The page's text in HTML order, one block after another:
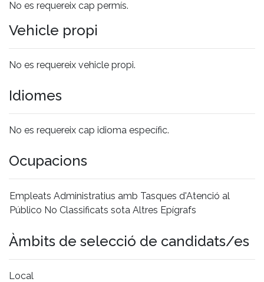
No es requereix cap permís.
Vehicle propi
No es requereix vehicle propi.
Idiomes
No es requereix cap idioma específic.
Ocupacions
Empleats Administratius amb Tasques d'Atenció al
Público No Classificats sota Altres Epígrafs
Àmbits de selecció de candidats/es
Local